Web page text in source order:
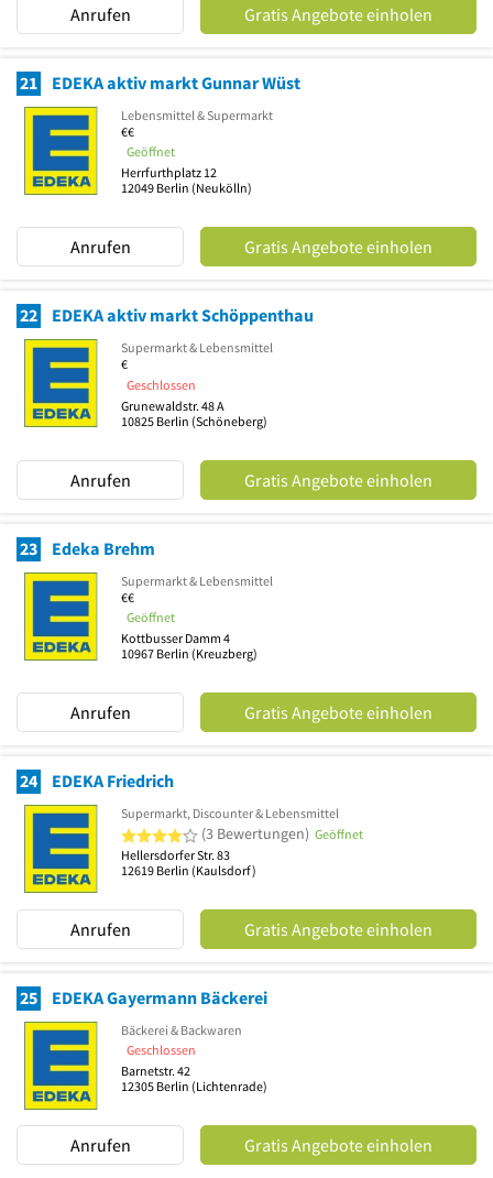
Anrufen Gratis Angebote einholen
21 EDEKA aktiv markt Gunnar Wüst
Lebensmittel & Supermarkt
€€
Geöffnet
Herrfurthplatz 12
12049 Berlin (Neukölln)
Anrufen Gratis Angebote einholen
22 EDEKA aktiv markt Schöppenthau
Supermarkt & Lebensmittel
€
Geschlossen
Grunewaldstr. 48 A
10825 Berlin (Schöneberg)
Anrufen Gratis Angebote einholen
23 Edeka Brehm
Supermarkt & Lebensmittel
€€
Geöffnet
Kottbusser Damm 4
10967 Berlin (Kreuzberg)
Anrufen Gratis Angebote einholen
24 EDEKA Friedrich
Supermarkt, Discounter & Lebensmittel
4 von 5 Sternen
(3 Bewertungen) Geöffnet
Hellersdorfer Str. 83
12619 Berlin (Kaulsdorf)
Anrufen Gratis Angebote einholen
25 EDEKA Gayermann Bäckerei
Bäckerei & Backwaren
Geschlossen
Barnetstr. 42
12305 Berlin (Lichtenrade)
Anrufen Gratis Angebote einholen